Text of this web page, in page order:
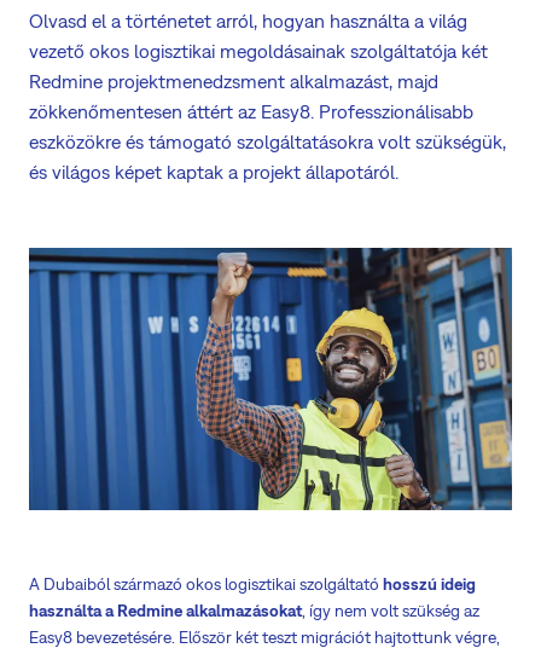
Olvasd el a történetet arról, hogyan használta a világ
vezető okos logisztikai megoldásainak szolgáltatója két
Redmine projektmenedzsment alkalmazást, majd
zökkenőmentesen áttért az Easy8. Professzionálisabb
eszközökre és támogató szolgáltatásokra volt szükségük,
és világos képet kaptak a projekt állapotáról.
A Dubaiból származó okos logisztikai szolgáltató hosszú ideig
használta a Redmine alkalmazásokat, így nem volt szükség az
Easy8 bevezetésére. Először két teszt migrációt hajtottunk végre,